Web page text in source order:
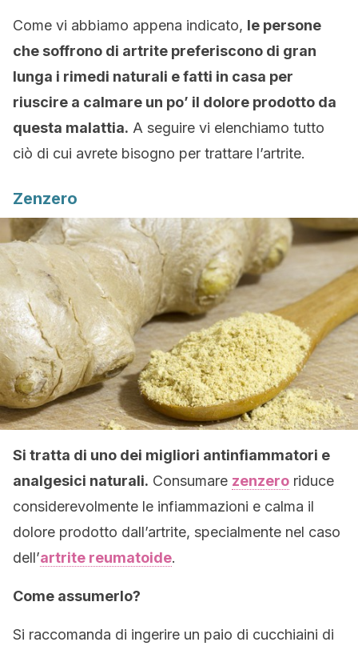
Come vi abbiamo appena indicato, le persone
che soffrono di artrite preferiscono di gran
lunga i rimedi naturali e fatti in casa per
riuscire a calmare un po’ il dolore prodotto da
questa malattia. A seguire vi elenchiamo tutto
ciò di cui avrete bisogno per trattare l’artrite.
Zenzero
Si tratta di uno dei migliori antinfiammatori e
analgesici naturali. Consumare zenzero riduce
considerevolmente le infiammazioni e calma il
dolore prodotto dall’artrite, specialmente nel caso
dell’artrite reumatoide.
Come assumerlo?
Si raccomanda di ingerire un paio di cucchiaini di